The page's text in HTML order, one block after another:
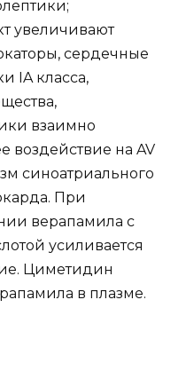
увеличивают
сердечные
IA класса,
взаимно
воздействие на AV
синоатриального
При
верапамила с
усиливается
Циметидин
в плазме.